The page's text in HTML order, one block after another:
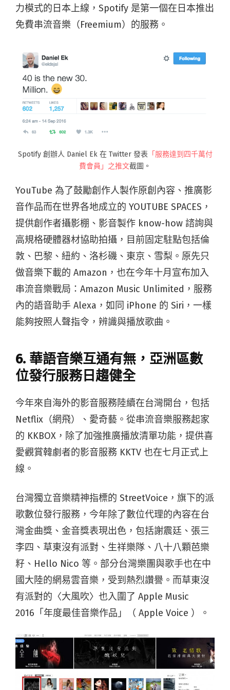
力模式的日本上線，Spotify 是第一個在日本推出
免費串流音樂（Freemium）的服務。
Spotify 創辦人 Daniel Ek 在 Twitter 發表 「服務達到四千萬付
費會員」之推文截圖。
YouTube 為了鼓勵創作人製作原創內容、推廣影
音作品而在世界各地成立的 YOUTUBE SPACES，
提供創作者攝影棚、影音製作 know-how 諮詢與
高規格硬體器材協助拍攝，目前固定駐點包括倫
敦、巴黎、紐約、洛杉磯、東京、雪梨。原先只
做音樂下載的 Amazon，也在今年十月宣布加入
串流音樂戰局：Amazon Music Unlimited，服務
內的語音助手 Alexa，如同 iPhone 的 Siri，一樣
能夠按照人聲指令，辨識與播放歌曲。
6. 華語音樂互通有無，亞洲區數
位發行服務日趨健全
今年來自海外的影音服務陸續在台灣開台，包括
Netflix（網飛）、愛奇藝。從串流音樂服務起家
的 KKBOX，除了加強推廣播放清單功能，提供喜
愛觀賞韓劇者的影音服務 KKTV 也在七月正式上
線。
台灣獨立音樂精神指標的 StreetVoice，旗下的派
歌數位發行服務，今年除了數位代理的內容在台
灣金曲獎、金音獎表現出色，包括謝震廷、張三
李四、草東沒有派對、生祥樂隊、八十八顆芭樂
籽、Hello Nico 等。部分台灣樂團與歌手也在中
國大陸的網易雲音樂，受到熱烈讚譽。而草東沒
有派對的〈大風吹〉也入圍了 Apple Music
2016「年度最佳音樂作品」（ Apple Voice ）。